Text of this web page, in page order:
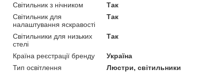
Світильник з нічником
Так
Світильник для
налаштування яскравості
Так
Світильники для низьких
стелі
Так
Країна реєстрації бренду
Україна
Тип освітлення
Люстри, світильники